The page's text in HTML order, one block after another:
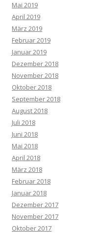
Mai 2019
April 2019
März 2019
Februar 2019
Januar 2019
Dezember 2018
November 2018
Oktober 2018
September 2018
August 2018
Juli 2018
Juni 2018
Mai 2018
April 2018
März 2018
Februar 2018
Januar 2018
Dezember 2017
November 2017
Oktober 2017